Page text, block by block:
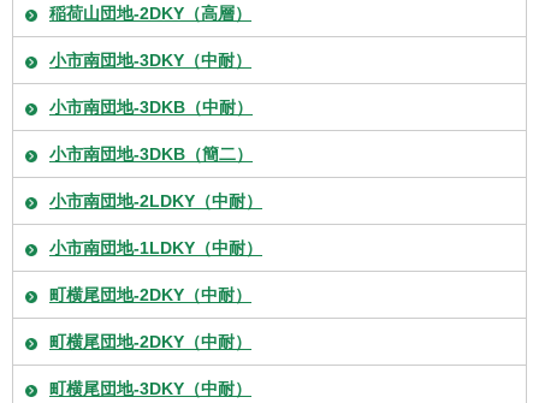
稲荷山団地-2DKY（高層）
小市南団地-3DKY（中耐）
小市南団地-3DKB（中耐）
小市南団地-3DKB（簡二）
小市南団地-2LDKY（中耐）
小市南団地-1LDKY（中耐）
町横尾団地-2DKY（中耐）
町横尾団地-2DKY（中耐）
町横尾団地-3DKY（中耐）